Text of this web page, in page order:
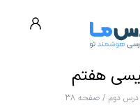
درس دوم / صفحه ۳۸